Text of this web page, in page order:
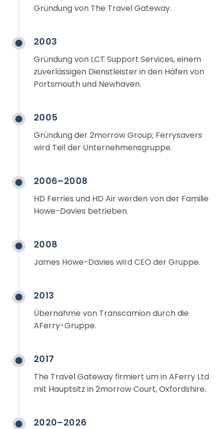
Gründung von The Travel Gateway.
2003
Gründung von LCT Support Services, einem
zuverlässigen Dienstleister in den Häfen von
Portsmouth und Newhaven.
2005
Gründung der 2morrow Group; Ferrysavers
wird Teil der Unternehmensgruppe.
2006–2008
HD Ferries und HD Air werden von der Familie
Howe-Davies betrieben.
2008
James Howe-Davies wird CEO der Gruppe.
2013
Übernahme von Transcamion durch die
AFerry-Gruppe.
2017
The Travel Gateway firmiert um in AFerry Ltd
mit Hauptsitz in 2morrow Court, Oxfordshire.
2020–2026